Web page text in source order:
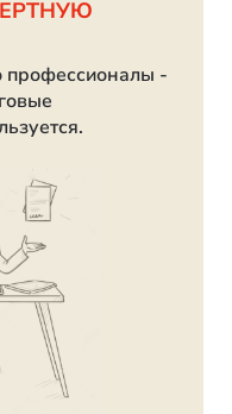
профессионалы -